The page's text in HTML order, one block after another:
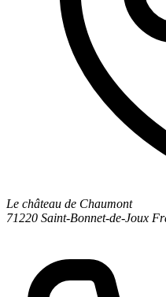
Le château de Chaumont
71220 Saint-Bonnet-de-Joux